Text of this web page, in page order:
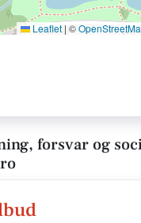
Leaflet | ©
forsvar og